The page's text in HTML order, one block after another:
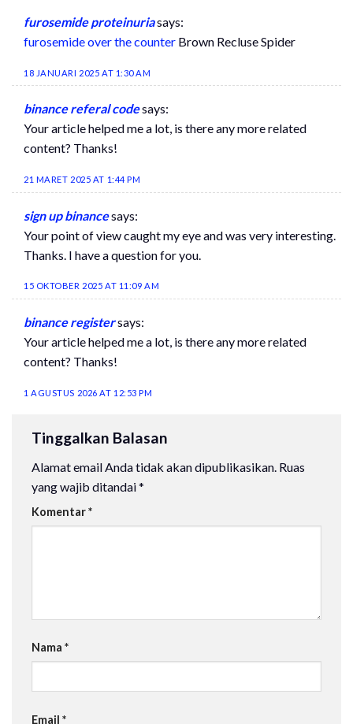
furosemide proteinuriasays:
furosemide over the counter Brown Recluse Spider
18 JANUARI 2025 AT 1:30 AM
binance referal codesays:
Your article helped me a lot, is there any more related
content? Thanks!
21 MARET 2025 AT 1:44 PM
sign up binancesays:
Your point of view caught my eye and was very interesting.
Thanks. I have a question for you.
15 OKTOBER 2025 AT 11:09 AM
binance registersays:
Your article helped me a lot, is there any more related
content? Thanks!
1 AGUSTUS 2026 AT 12:53 PM
Tinggalkan Balasan
Alamat email Anda tidak akan dipublikasikan. Ruas
yang wajib ditandai*
Komentar*
Nama *
Email *